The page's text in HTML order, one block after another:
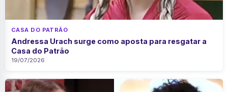
CASA DO PATRÃO
Andressa Urach surge como aposta para resgatar a
Casa do Patrão
19/07/2026